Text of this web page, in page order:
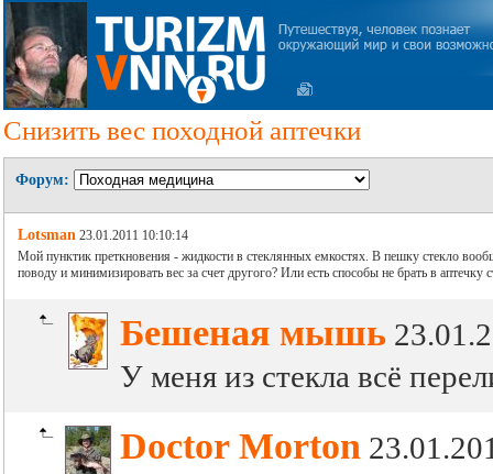
Снизить вес походной аптечки
Форум:
Lotsman 23.01.2011 10:10:14
Мой пунктик преткновения - жидкости в стеклянных емкостях. В пешку стекло
поводу и минимизировать вес за счет другого? Или есть способы не брать в аптечку
Бешеная мышь
У меня из стекла всё
Doctor Morton